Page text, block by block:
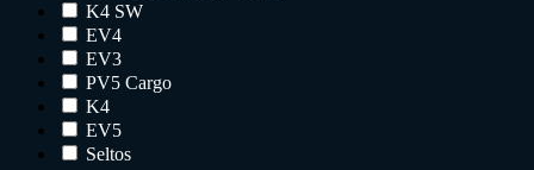
K4 SW
EV4
EV3
PV5 Cargo
K4
EV5
Seltos